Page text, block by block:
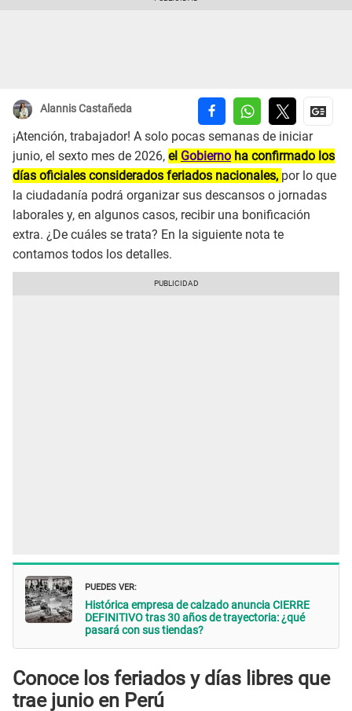
Alannis Castañeda
¡Atención, trabajador! A solo pocas semanas de iniciar
junio, el sexto mes de 2026, el Gobierno ha confirmado los
días oficiales considerados feriados nacionales, por lo que
la ciudadanía podrá organizar sus descansos o jornadas
laborales y, en algunos casos, recibir una bonificación
extra. ¿De cuáles se trata? En la siguiente nota te
contamos todos los detalles.
PUEDES VER:
Histórica empresa de calzado anuncia CIERRE
DEFINITIVO tras 30 años de trayectoria: ¿qué
pasará con sus tiendas?
Conoce los feriados y días libres que
trae junio en Perú